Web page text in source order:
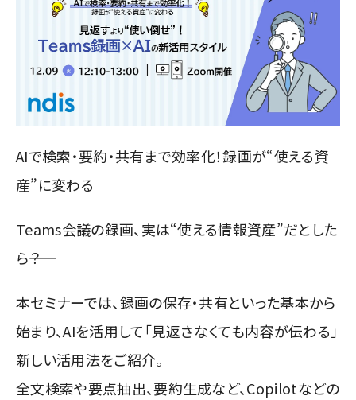
AIで検索・要約・共有まで効率化！録画が“使える資
産”に変わる
Teams会議の録画、実は“使える情報資産”だとした
ら――？
本セミナーでは、録画の保存・共有といった基本から
始まり、AIを活用して「見返さなくても内容が伝わる」
新しい活用法をご紹介。
全文検索や要点抽出、要約生成など、Copilotなどの